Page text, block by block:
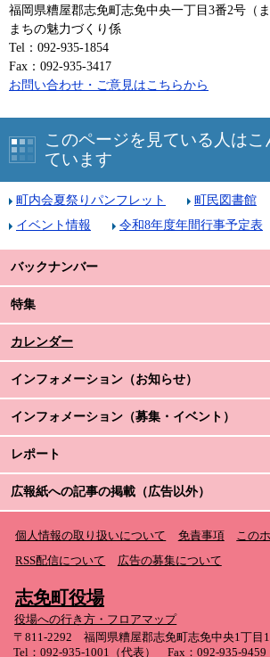
バックナンバー
特集
カレンダー
インフォメーション（お知らせ）
インフォメーション（募集・イベント）
レポート
広報紙への記事の掲載（広告以外）
福岡県糟屋郡志免町志免中央一丁目3番2号（
まちの魅力づくり係
Tel：092-935-1854
Fax：092-935-3417
お問い合わせ・ご意見はこちらから
このページを見ている人は
ています
町内会夏祭りパンフレット 町民図書館
イベント情報
令和8年度年間行事予定表
個人情報の取り扱いについて 免責事項
この
RSS配信について
広告の募集について
志免町役場
役場への行き方・フロアマップ
〒811-2292 福岡県糟屋郡志免町志免中央1丁目
Tel：092-935-1001（代表） Fax：092-935-9459